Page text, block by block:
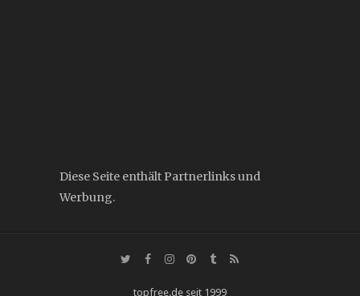
Diese Seite enthält Partnerlinks und
Werbung.
topfree.de seit 1999